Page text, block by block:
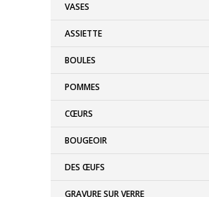
VASES
ASSIETTE
BOULES
POMMES
CŒURS
BOUGEOIR
DES ŒUFS
GRAVURE SUR VERRE